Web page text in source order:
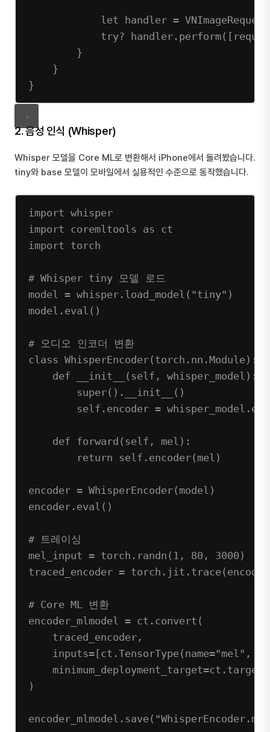
let handler =
try? handler. perform
}
}
}
2. 음성 인식 (Whisper)
Whisper 모델을 Core ML로 변환해서 iPhone에서 돌려봤습니다.
tiny와 base 모델이 모바일에서 실용적인 수준으로 동작했습니다.
import whisper
import coremltools as ct
import torch
# Whisper tiny 모델 로드
model = whisper.load_model( "tiny" )
model.eval()
# 오디오 인코더 변환
class WhisperEncoder( torch . nn .Module):
def
__init__
(self, whisper_model):
super(). __init__
()
self .encoder =
def forward (self, mel):
return self .encoder(mel)
encoder = WhisperEncoder(model)
encoder.eval()
# 트레이싱
mel_input = torch.randn( 1 , 80 , 3000 )
traced_encoder =
# Core ML 변환
encoder_mlmodel = ct.convert(
traced_encoder,
inputs= [ct.TensorType( name="mel" ,
minimum_deployment_target=
)
encoder_mlmodel.save(